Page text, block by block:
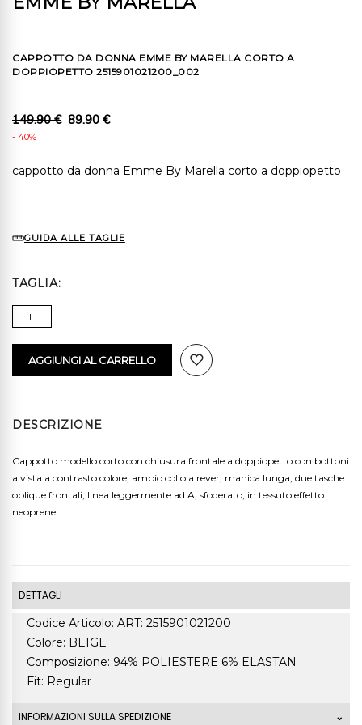
CAPPOTTO DA DONNA EMME BY MARELLA CORTO A
DOPPIOPETTO 2515901021200_002
149.90 € 89.90 €
- 40%
cappotto da donna Emme By Marella corto a doppiopetto
GUIDA ALLE TAGLIE
TAGLIA
L
AGGIUNGI AL CARRELLO
DESCRIZIONE
Cappotto modello corto con chiusura frontale a doppiopetto con bottoni
a vista a contrasto colore, ampio collo a rever, manica lunga, due tasche
oblique frontali, linea leggermente ad A, sfoderato, in tessuto effetto
neoprene.
DETTAGLI
Codice Articolo: ART: 2515901021200
Colore: BEIGE
Composizione: 94% POLIESTERE 6% ELASTAN
Fit: Regular
INFORMAZIONI SULLA SPEDIZIONE